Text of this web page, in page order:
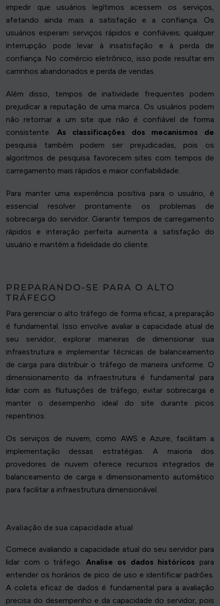
impedir que usuários legítimos acessem os serviços,
afetando ainda mais a satisfação e a confiança. Os
usuários esperam serviços rápidos e confiáveis; qualquer
interrupção pode levar à insatisfação e à perda de
confiança. No comércio eletrônico, isso pode resultar em
carrinhos abandonados e perda de vendas.
Além disso, tempos de inatividade frequentes podem
prejudicar a reputação de uma marca. Os usuários podem
não retornar a um site que não é confiável de forma
consistente. As classificações dos mecanismos de
pesquisa também podem ser prejudicadas, pois os
algoritmos de pesquisa favorecem sites com tempos de
carregamento mais rápidos e maior confiabilidade.
Para manter uma experiência positiva para o usuário, é
essencial resolver prontamente os problemas de
sobrecarga do servidor. Garantir tempos de carregamento
rápidos e interação perfeita aumenta a satisfação do
usuário e mantém a fidelidade do cliente.
PREPARANDO-SE PARA O ALTO
TRÁFEGO
Para gerenciar o alto tráfego de forma eficaz, a preparação
é fundamental. Isso envolve avaliar a capacidade atual de
seu servidor, explorar maneiras de dimensionar sua
infraestrutura e implementar técnicas de balanceamento
de carga para distribuir o tráfego de maneira uniforme. O
dimensionamento da infraestrutura é fundamental para
lidar com as flutuações de tráfego, evitar sobrecarga e
manter o desempenho ideal do site durante picos
repentinos.
Os serviços de nuvem, como AWS e Azure, facilitam a
implementação dessas estratégias. A maioria dos
provedores de nuvem oferece recursos integrados de
balanceamento de carga e dimensionamento automático
para facilitar a infraestrutura dimensionável.
Avaliação de sua capacidade atual
Comece avaliando a capacidade atual do seu servidor para
lidar com o tráfego. Analise os dados históricos para
entender os horários de pico de uso e identificar padrões.
A coleta eficaz de dados é fundamental para a avaliação
precisa do desempenho e da capacidade do servidor, pois